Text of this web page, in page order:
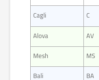
Cagli C
Alova AV
Mesh MS
Bali BA